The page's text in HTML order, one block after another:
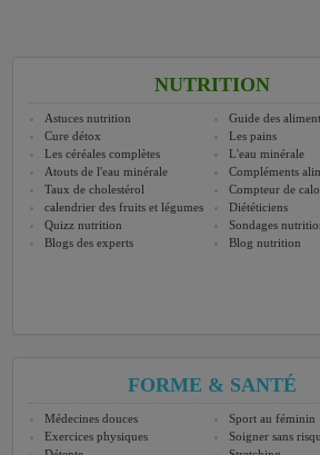
NUTRITION
Astuces nutrition
Guide des
Cure détox
Les pains
Les céréales complètes
L'eau minérale
Atouts de l'eau minérale
Compléments
Taux de cholestérol
Compteur de
calendrier des fruits et légumes
Diététiciens
Quizz nutrition
Sondages
Blogs des experts
Blog nutrition
FORME & SANTÉ
Médecines douces
Sport au féminin
Exercices physiques
Soigner sans